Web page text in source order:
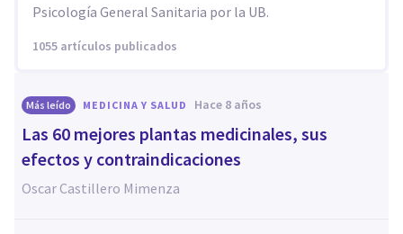
Psicología General Sanitaria por la UB.
1055 artículos publicados
Más leído MEDICINA Y SALUD hace 8 años
Las 60 mejores plantas medicinales, sus
efectos y contraindicaciones
Oscar Castillero Mimenza